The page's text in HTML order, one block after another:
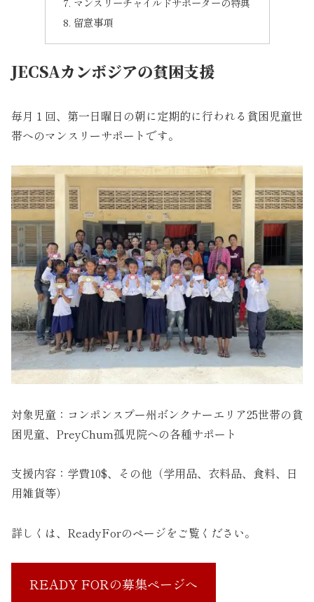
留意事項
JECSAカンボジアの貧困支援
毎月１回、第一日曜日の朝に定期的に行われる貧困児童世
帯へのマンスリーサポートです。
対象児童：コンポンスプー州ボンクナーエリア25世帯の貧
困児童、PreyChum孤児院への各種サポート
支援内容：学費10$、その他（学用品、衣料品、食料、日
用雑貨等）
詳しくは、ReadyForのページをご覧ください。
READY FORの募集ページへ